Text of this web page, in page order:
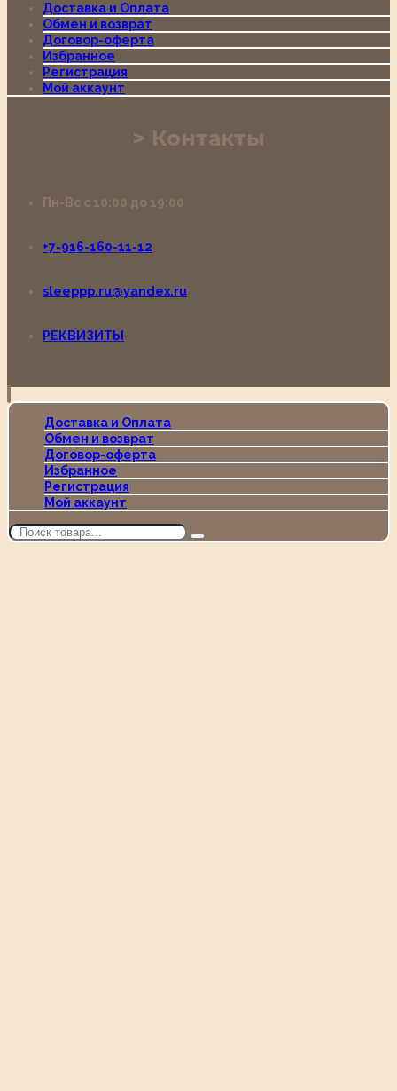
Доставка и Оплата
Обмен и возврат
Договор-оферта
Избранное
Регистрация
Мой аккаунт
Контакты
Пн-Вс с 10:00 до 19:00
+7-916-160-11-12
sleeppp.ru@yandex.ru
РЕКВИЗИТЫ
Доставка и Оплата
Обмен и возврат
Договор-оферта
Избранное
Регистрация
Мой аккаунт